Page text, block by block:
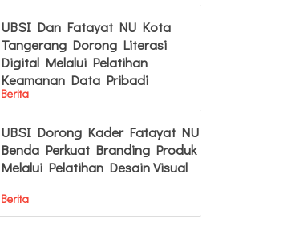
UBSI Dan Fatayat NU Kota
Tangerang Dorong Literasi
Digital Melalui Pelatihan
Keamanan Data Pribadi
Berita
UBSI Dorong Kader Fatayat NU
Benda Perkuat Branding Produk
Melalui Pelatihan Desain Visual
Berita